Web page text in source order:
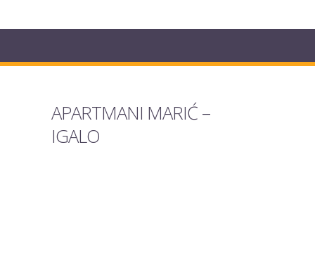
APARTMANI MARIĆ –
IGALO